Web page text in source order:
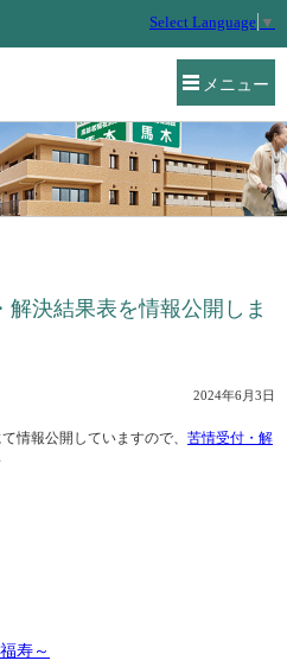
メニュー
Select Language ▼
決結果表を情報公開しま
2024年6月3日
情報公開していますので、 苦情受付・解
寿～